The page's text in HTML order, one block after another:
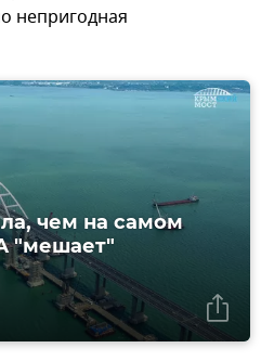
непригодная
чем на самом
"мешает"